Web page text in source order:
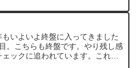
いよいよ終盤に入ってきました
。こちらも終盤です。やり残し感
ックに追われています。これま